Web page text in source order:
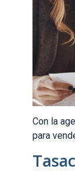
Con la
para